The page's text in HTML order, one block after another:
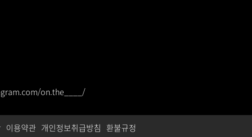
on.the____/
이용약관 개인정보취급방침 환불규정